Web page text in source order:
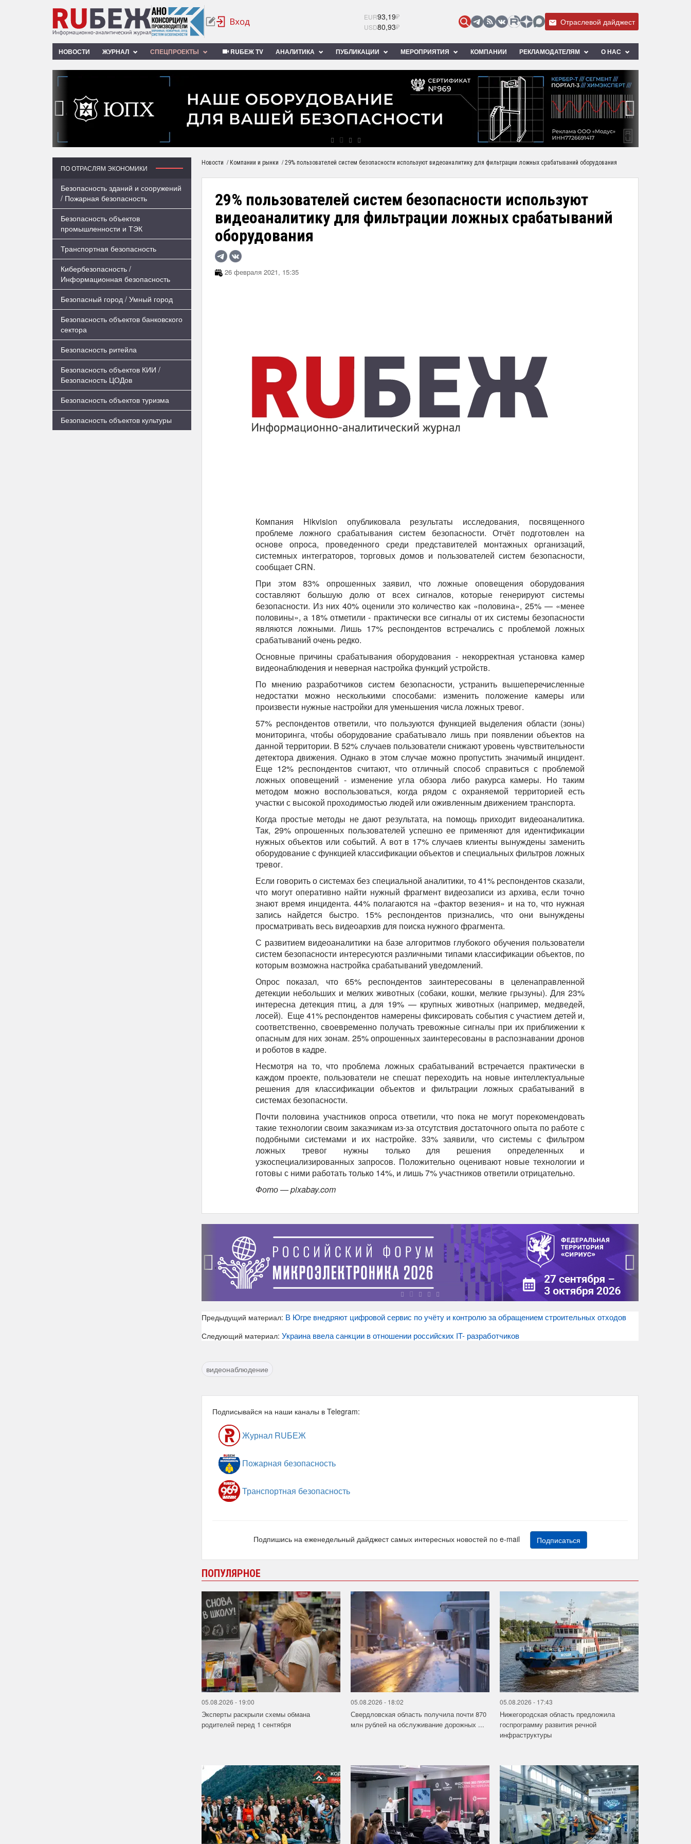
EUR93,19₽
USD80,93₽ Отраслевой дайджест
НОВОСТИ ЖУРНАЛ СПЕЦПРОЕКТЫ RUБЕЖ TV АНАЛИТИКА ПУБЛИКАЦИИ МЕРОПРИЯТИЯ КОМПАНИИ РЕКЛАМОДАТЕЛЯМ О НАС
‹
ПО ОТРАСЛЯМ ЭКОНОМИКИ
Безопасность зданий и сооружений
/ Пожарная безопасность
Безопасность объектов
промышленности и ТЭК
Транспортная безопасность
Кибербезопасность /
Информационная безопасность
Безопасный город / Умный город
Безопасность объектов банковского
сектора
Безопасность ритейла
Безопасность объектов КИИ /
Безопасность ЦОДов
Безопасность объектов туризма
Безопасность объектов культуры
Новости / Компании и рынки /29% пользователей систем безопасности используют видеоаналитику для фильтрации ложных срабатываний оборудования
29% пользователей систем безопасности используют
видеоаналитику для фильтрации ложных срабатываний
оборудования
26 февраля 2021, 15:35
Компания Hikvision опубликовала результаты исследования, посвященного
проблеме ложного срабатывания систем безопасности. Отчёт подготовлен на
основе опроса, проведенного среди представителей монтажных организаций,
системных интеграторов, торговых домов и пользователей систем безопасности,
сообщает CRN.
При этом 83% опрошенных заявил, что ложные оповещения оборудования
составляют большую долю от всех сигналов, которые генерируют системы
безопасности. Из них 40% оценили это количество как «половина», 25% — «менее
половины», а 18% отметили - практически все сигналы от их системы безопасности
являются ложными. Лишь 17% респондентов встречались с проблемой ложных
срабатываний очень редко.
Основные причины срабатывания оборудования - некорректная установка камер
видеонаблюдения и неверная настройка функций устройств.
По мнению разработчиков систем безопасности, устранить вышеперечисленные
недостатки можно несколькими способами: изменить положение камеры или
произвести нужные настройки для уменьшения числа ложных тревог.
57% респондентов ответили, что пользуются функцией выделения области (зоны)
мониторинга, чтобы оборудование срабатывало лишь при появлении объектов на
данной территории. В 52% случаев пользователи снижают уровень чувствительности
детектора движения. Однако в этом случае можно пропустить значимый инцидент.
Еще 12% респондентов считают, что отличный способ справиться с проблемой
ложных оповещений - изменение угла обзора либо ракурса камеры. Но таким
методом можно воспользоваться, когда рядом с охраняемой территорией есть
участки с высокой проходимостью людей или оживленным движением транспорта.
Когда простые методы не дают результата, на помощь приходит видеоаналитика.
Так, 29% опрошенных пользователей успешно ее применяют для идентификации
нужных объектов или событий. А вот в 17% случаев клиенты вынуждены заменить
оборудование с функцией классификации объектов и специальных фильтров ложных
тревог.
Если говорить о системах без специальной аналитики, то 41% респондентов сказали,
что могут оперативно найти нужный фрагмент видеозаписи из архива, если точно
знают время инцидента. 44% полагаются на «фактор везения» и на то, что нужная
запись найдется быстро. 15% респондентов признались, что они вынуждены
просматривать весь видеоархив для поиска нужного фрагмента.
С развитием видеоаналитики на базе алгоритмов глубокого обучения пользователи
систем безопасности интересуются различными типами классификации объектов, по
которым возможна настройка срабатываний уведомлений.
Опрос показал, что 65% респондентов заинтересованы в целенаправленной
детекции небольших и мелких животных (собаки, кошки, мелкие грызуны). Для 23%
интересна детекция птиц, а для 19% — крупных животных (например, медведей,
лосей). Еще 41% респондентов намерены фиксировать события с участием детей и,
соответственно, своевременно получать тревожные сигналы при их приближении к
опасным для них зонам. 25% опрошенных заинтересованы в распознавании дронов
и роботов в кадре.
Несмотря на то, что проблема ложных срабатываний встречается практически в
каждом проекте, пользователи не спешат переходить на новые интеллектуальные
решения для классификации объектов и фильтрации ложных срабатываний в
системах безопасности.
Почти половина участников опроса ответили, что пока не могут порекомендовать
такие технологии своим заказчикам из-за отсутствия достаточного опыта по работе с
подобными системами и их настройке. 33% заявили, что системы с фильтром
ложных тревог нужны только для решения определенных и
узкоспециализированных запросов. Положительно оценивают новые технологии и
готовы с ними работать только 14%, и лишь 7% участников ответили отрицательно.
Фото — pixabay.com
‹ ›
Предыдущий материал: В Югре внедряют цифровой сервис по учёту и контролю за обращением строительных отходов
Следующий материал: Украина ввела санкции в отношении российских IT- разработчиков
видеонаблюдение
Подписывайся на наши каналы в Telegram:
Журнал RUБЕЖ
Пожарная безопасность
Транспортная безопасность
Подпишись на еженедельный дайджест самых интересных новостей по e-mail Подписаться
ПОПУЛЯРНОЕ
05.08.2026 - 19:00
Эксперты раскрыли схемы обмана
родителей перед 1 сентября
05.08.2026 - 18:02
Свердловская область получила почти 870
млн рублей на обслуживание дорожных ...
05.08.2026 - 17:43
Нижегородская область предложила
госпрограмму развития речной
инфраструктуры